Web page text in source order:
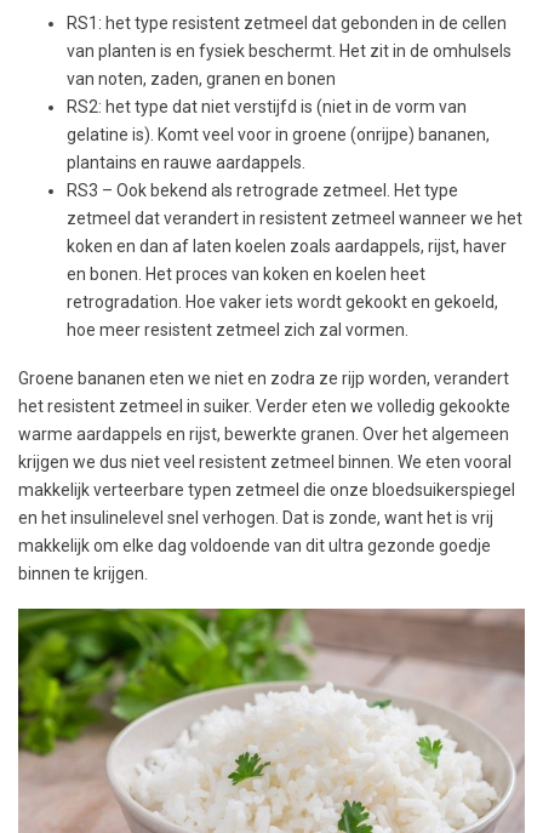
RS1: het type resistent zetmeel dat gebonden in de cellen
van planten is en fysiek beschermt. Het zit in de omhulsels
van noten, zaden, granen en bonen
RS2: het type dat niet verstijfd is (niet in de vorm van
gelatine is). Komt veel voor in groene (onrijpe) bananen,
plantains en rauwe aardappels.
RS3 – Ook bekend als retrograde zetmeel. Het type
zetmeel dat verandert in resistent zetmeel wanneer we het
koken en dan af laten koelen zoals aardappels, rijst, haver
en bonen. Het proces van koken en koelen heet
retrogradation. Hoe vaker iets wordt gekookt en gekoeld,
hoe meer resistent zetmeel zich zal vormen.
Groene bananen eten we niet en zodra ze rijp worden, verandert
het resistent zetmeel in suiker. Verder eten we volledig gekookte
warme aardappels en rijst, bewerkte granen. Over het algemeen
krijgen we dus niet veel resistent zetmeel binnen. We eten vooral
makkelijk verteerbare typen zetmeel die onze bloedsuikerspiegel
en het insulinelevel snel verhogen. Dat is zonde, want het is vrij
makkelijk om elke dag voldoende van dit ultra gezonde goedje
binnen te krijgen.